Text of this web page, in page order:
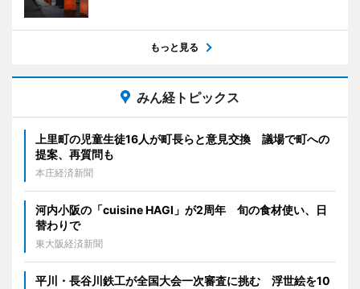
もっと見る
みん経トピックス
上里町の児童生徒16人が町長らと意見交換 議場で町への
提案、再質問も
本庄経済新聞
河内小阪の「cuisine HAGI」が2周年 旬の食材使い、日
替わりで
東大阪経済新聞
平川・長谷川鉄工が全国大会一次審査に挑む 浮世絵を10